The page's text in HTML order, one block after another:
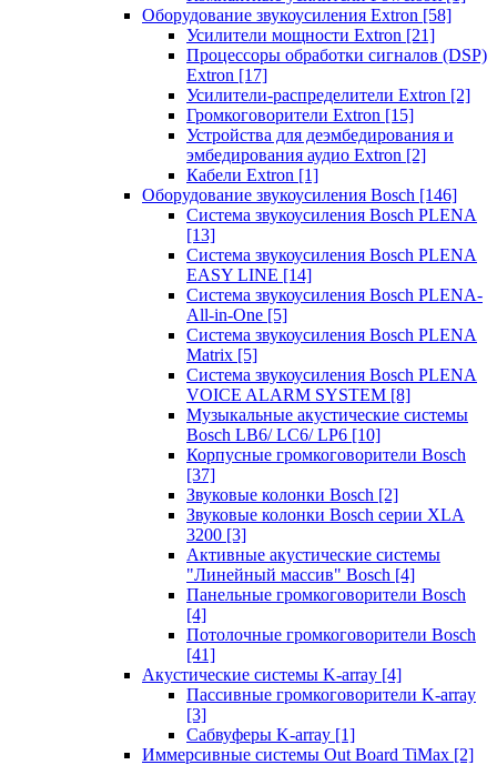
Оборудование звукоусиления Extron [58]
Усилители мощности Extron [21]
Процессоры обработки сигналов (DSP)
Extron [17]
Усилители-распределители Extron [2]
Громкоговорители Extron [15]
Устройства для деэмбедирования и
эмбедирования аудио Extron [2]
Кабели Extron [1]
Оборудование звукоусиления Bosch [146]
Система звукоусиления Bosch PLENA
[13]
Система звукоусиления Bosch PLENA
EASY LINE [14]
Система звукоусиления Bosch PLENA-
All-in-One [5]
Система звукоусиления Bosch PLENA
Matrix [5]
Система звукоусиления Bosch PLENA
VOICE ALARM SYSTEM [8]
Музыкальные акустические системы
Bosch LB6/ LC6/ LP6 [10]
Корпусные громкоговорители Bosch
[37]
Звуковые колонки Bosch [2]
Звуковые колонки Bosch серии XLA
3200 [3]
Активные акустические системы
"Линейный массив" Bosch [4]
Панельные громкоговорители Bosch
[4]
Потолочные громкоговорители Bosch
[41]
Акустические системы K-array [4]
Пассивные громкоговорители K-array
[3]
Сабвуферы K-array [1]
Иммерсивные системы Out Board TiMax [2]